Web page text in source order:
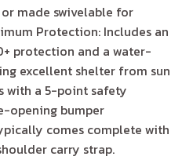
made swivelable for
Protection: Includes an
protection and a water-
excellent shelter from sun
with a 5-point safety
opening bumper
comes complete with
carry strap.